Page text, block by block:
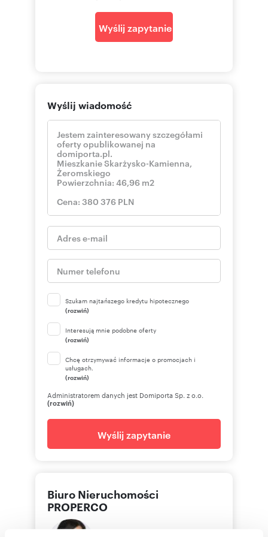
https://www.properco.pl/Wyślij zapytanie
Wyślij wiadomość
Szukam najtańszego kredytu hipotecznego
(rozwiń)
Interesują mnie podobne oferty
(rozwiń)
Chcę otrzymywać informacje o promocjach i
usługach.
(rozwiń)
Administratorem danych jest Domiporta Sp. z o.o.
(rozwiń)
Wyślij zapytanie
Biuro Nieruchomości
PROPERCO